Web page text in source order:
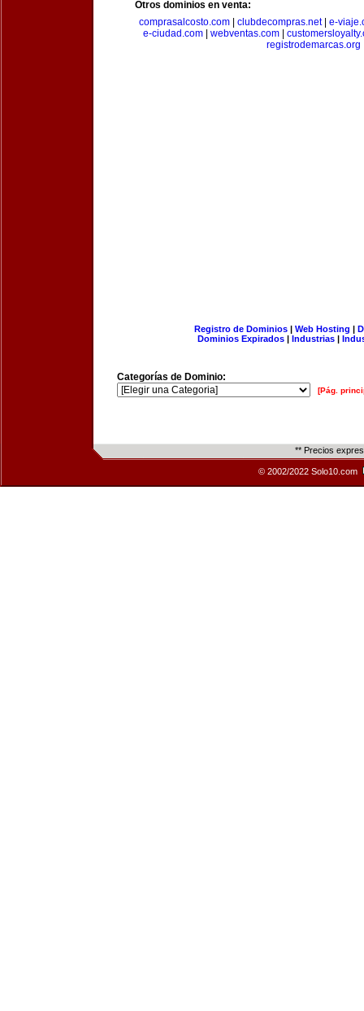
Otros dominios en venta:
comprasalcosto.com
clubdecompras.net| e-
e-ciudad.com| webventas.com|
registrodemarcas.org
Registro de Dominios| Web Hosting |
Dominios Expirados | Industrias |
Categorías de Dominio:
[Pág.
** Precios
© 2002/2022 Solo10.com